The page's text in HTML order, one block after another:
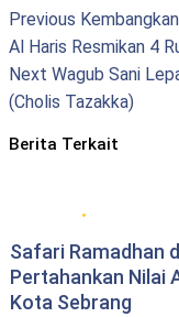
Previous
Al Haris Resmikan 4
Next Wagub Sani
(Cholis Tazakka)
Berita Terkait
Safari Ramadhan
Pertahankan Nilai
Kota Sebrang